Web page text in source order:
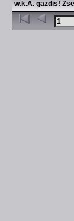
w.k.A. gazdis!